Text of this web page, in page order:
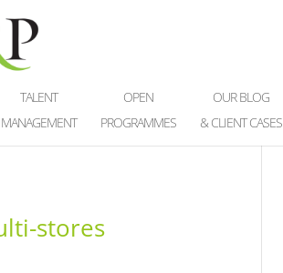
TALENT
MANAGEMENT
OPEN
PROGRAMMES
OUR BLOG
& CLIENT CASES
stores